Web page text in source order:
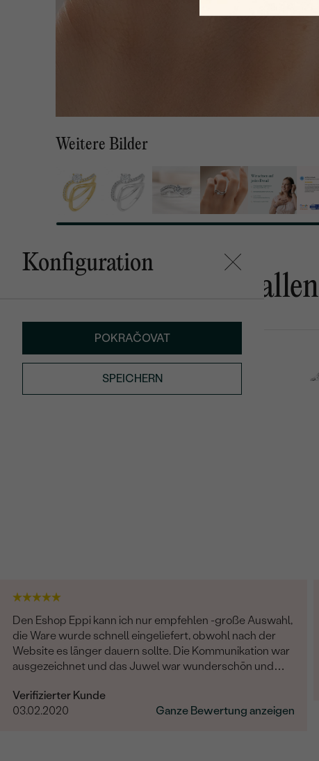
Weitere Bilder
Konfiguration
POKRAČOVAT
SPEICHERN
Das könnte Ihnen gefallen
€ 209
Den Eshop Eppi kann ich nur empfehlen -große Auswahl,
die Ware wurde schnell eingeliefert, obwohl nach der
Website es länger dauern sollte. Die Kommunikation war
ausgezeichnet und das Juwel war wunderschön und
Verifizierter Kunde
03.02.2020
Ganze Bewertung anzeigen